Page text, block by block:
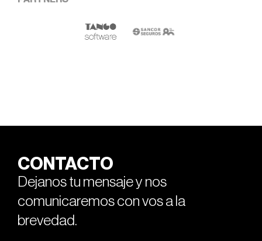
CONTACTO
Dejanos tu mensaje y nos
comunicaremos con vos a la
brevedad.